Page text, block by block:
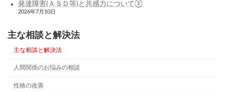
発達障害(ＡＳＤ等)と共感力について②
2026年7月10日
主な相談と解決法
主な相談と解決法
人間関係のお悩みの相談
性格の改善